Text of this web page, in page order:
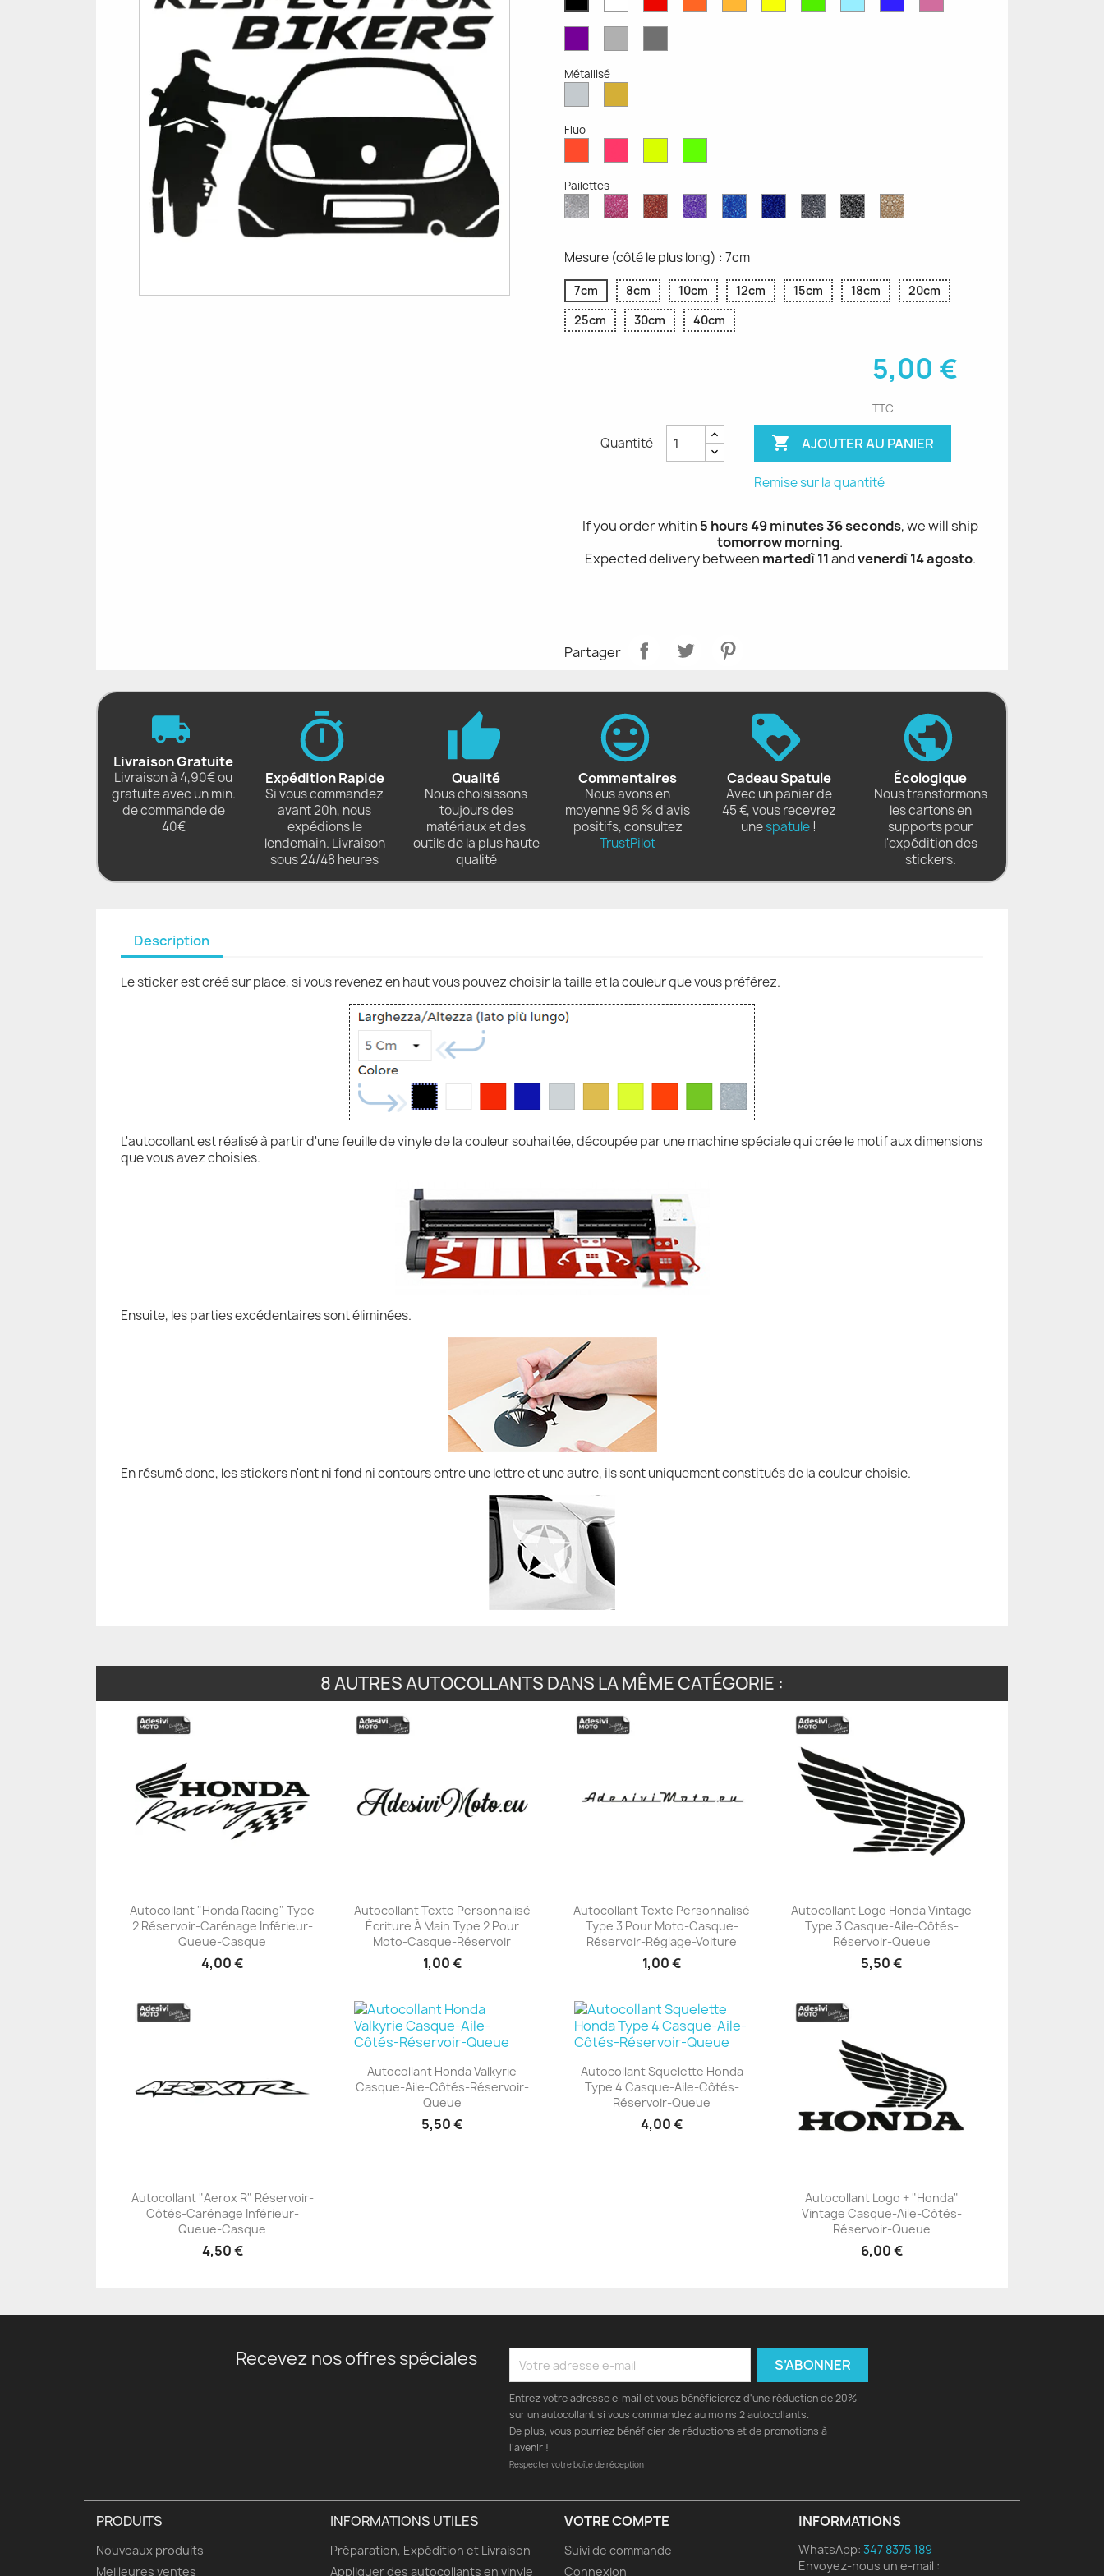
Mat
Mat
Mat
Mat
Mate
OpaqueMat
OpaqueMat
Mat
Mat
Clair
Foncé
Métallisé
MétalliséMétallique
Fluo
Fluo
Fluo
Fluo
Fluo
Pailettes
Diamant
Scintillant
Paillettes
Roses
Paillettes
Rouges
Paillettes
Violettes
Saphir
Bleu
Paillettes
Bleu
Gris
Pailleté
Paillettes
Noires
Paillettes
d'Or
Mesure (côté le plus long) : 7cm
7cm 8cm 10cm 12cm 15cm 18cm
20cm
25cm
30cm 40cm
5,00 €
TTC
Quantité  AJOUTER AU PANIER
Remise sur la quantité
If you order whitin 5 hours 49 minutes 35 seconds, we will ship
tomorrow morning.
Expected delivery between martedì 11andvenerdì 14 agosto.
Partager
Livraison Gratuite
Livraison à 4,90€ ou
gratuite avec un min.
de commande de
40€
Expédition Rapide
Si vous commandez
avant 20h, nous
expédions le
lendemain. Livraison
sous 24/48 heures
Qualité
Nous choisissons
toujours des
matériaux et des
outils de la plus haute
qualité
Commentaires
Nous avons en
moyenne 96 % d'avis
positifs, consultez
TrustPilot
Cadeau Spatule
Avec un panier de
45 €, vous recevrez
unespatule !
Écologique
Nous transformons
les cartons en
supports pour
l'expédition des
stickers.
Description
Le sticker est créé sur place, si vous revenez en haut vous pouvez choisir la taille et la couleur que vous préférez.
L'autocollant est réalisé à partir d'une feuille de vinyle de la couleur souhaitée, découpée par une machine spéciale qui crée le motif aux dimensions
que vous avez choisies.
Ensuite, les parties excédentaires sont éliminées.
En résumé donc, les stickers n'ont ni fond ni contours entre une lettre et une autre, ils sont uniquement constitués de la couleur choisie.
8 AUTRES AUTOCOLLANTS DANS LA MÊME CATÉGORIE :
+23
Autocollant "Honda Racing" Type
2 Réservoir-Carénage Inférieur-
Queue-Casque
4,00 €
+23
Autocollant Texte Personnalisé
Écriture À Main Type 2 Pour
Moto-Casque-Réservoir
1,00 €
+23
Autocollant Texte Personnalisé
Type 3 Pour Moto-Casque-
Réservoir-Réglage-Voiture
1,00 €
+23
Autocollant Logo Honda Vintage
Type 3 Casque-Aile-Côtés-
Réservoir-Queue
5,50 €
+23
Autocollant "Aerox R" Réservoir-
Côtés-Carénage Inférieur-
Queue-Casque
4,50 €
+23
Autocollant Honda Valkyrie
Casque-Aile-Côtés-Réservoir-
Queue
5,50 €
+23
Autocollant Squelette Honda
Type 4 Casque-Aile-Côtés-
Réservoir-Queue
4,00 €
+23
Autocollant Logo + "Honda"
Vintage Casque-Aile-Côtés-
Réservoir-Queue
6,00 €
Recevez nos offres spéciales
Entrez votre adresse e-mail et vous bénéficierez d'une réduction de 20%
sur un autocollant si vous commandez au moins 2 autocollants.
De plus, vous pourriez bénéficier de réductions et de promotions à
l’avenir !
Respecter votre boîte de réception
PRODUITS
Nouveaux produits
Meilleures ventes
INFORMATIONS UTILES
Préparation, Expédition et Livraison
Appliquer des autocollants en vinyle
VOTRE COMPTE
Suivi de commande
Connexion
INFORMATIONS
WhatsApp: 347 8375 189
Envoyez-nous un e-mail :